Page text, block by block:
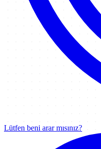
Lütfen beni arar mısınız?